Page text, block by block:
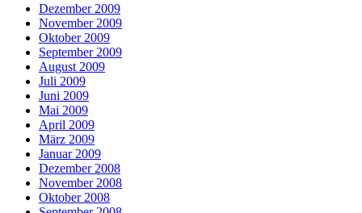
Dezember 2009
November 2009
Oktober 2009
September 2009
August 2009
Juli 2009
Juni 2009
Mai 2009
April 2009
März 2009
Januar 2009
Dezember 2008
November 2008
Oktober 2008